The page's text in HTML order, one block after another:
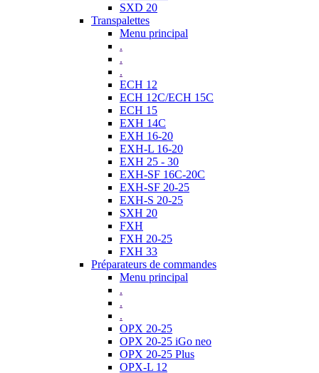
SXD 20
Transpalettes
Menu principal
.
.
.
ECH 12
ECH 12C/ECH 15C
ECH 15
EXH 14C
EXH 16-20
EXH-L 16-20
EXH 25 - 30
EXH-SF 16C-20C
EXH-SF 20-25
EXH-S 20-25
SXH 20
FXH
FXH 20-25
FXH 33
Préparateurs de commandes
Menu principal
.
.
.
OPX 20-25
OPX 20-25 iGo neo
OPX 20-25 Plus
OPX-L 12